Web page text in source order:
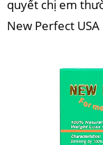
quyết chị em
New Perfect USA